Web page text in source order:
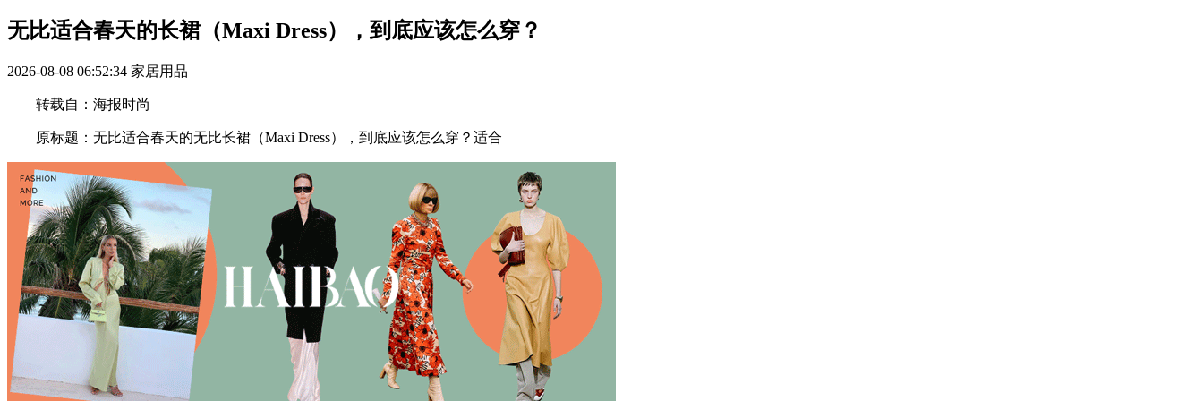
无比适合春天的长裙（Maxi Dress），到底应该怎么穿？
2026-08-08 06:52:34 家居用品
转载自：海报时尚
原标题：无比适合春天的无比长裙（Maxi Dress），到底应该怎么穿？适合